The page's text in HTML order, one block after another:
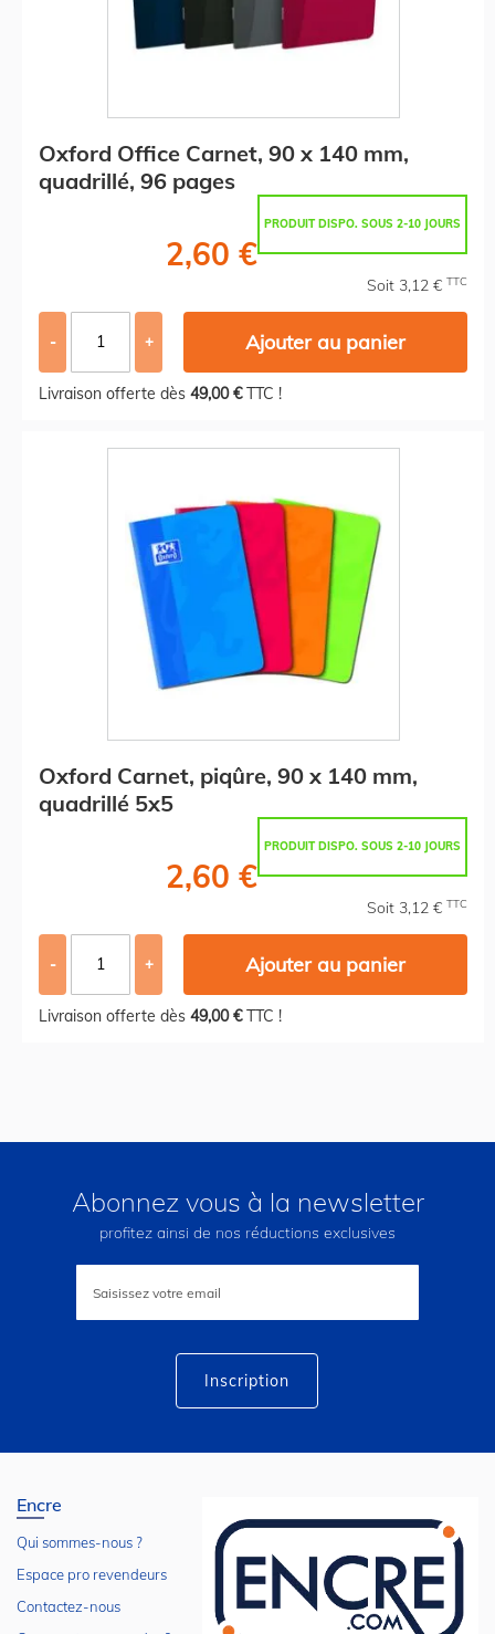
Oxford Office Carnet, 90 x 140 mm,
quadrillé, 96 pages
PRODUIT DISPO. SOUS 2-10 JOURS
2,60 €
Soit 3,12 € TTC
- + Ajouter au panier
Livraison offerte dès 49,00 €TTC !
Oxford Carnet, piqûre, 90 x 140 mm,
quadrillé 5x5
PRODUIT DISPO. SOUS 2-10 JOURS
2,60 €
Soit 3,12 € TTC
- + Ajouter au panier
Livraison offerte dès 49,00 €TTC !
Abonnez vous à la newsletter
profitez ainsi de nos réductions exclusives
lettre
Inscription
Encre
Qui sommes-nous ?
Espace pro revendeurs
Contactez-nous